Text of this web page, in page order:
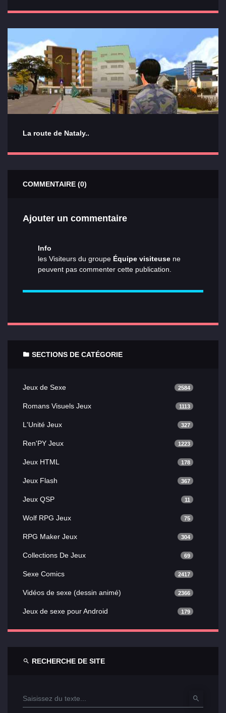
La route de Nataly..
COMMENTAIRE (0)
Ajouter un commentaire
Info
les Visiteurs du groupe Équipe visiteuse ne
peuvent pas commenter cette publication.
SECTIONS DE CATÉGORIE
Jeux de Sexe 2584
Romans Visuels Jeux 1113
L'Unité Jeux 327
Ren'PY Jeux 1223
Jeux HTML 178
Jeux Flash 367
Jeux QSP 11
Wolf RPG Jeux 75
RPG Maker Jeux 304
Collections De Jeux 69
Sexe Comics 2417
Vidéos de sexe (dessin animé) 2366
Jeux de sexe pour Android 179
RECHERCHE DE SITE